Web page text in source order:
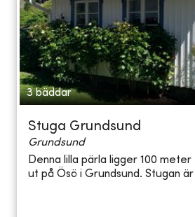
3 bäddar
Stuga Grundsund
Grundsund
Denna lilla pärla ligger 100
ut på Ösö i Grundsund. Stugan